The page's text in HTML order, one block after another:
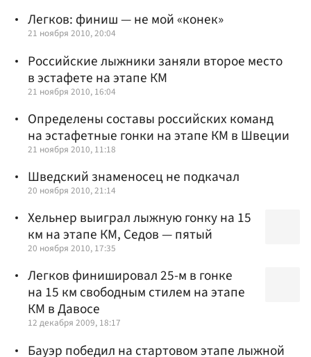
Легков: финиш — не мой «конек»
21 ноября 2010, 20:04
Российские лыжники заняли второе место
в эстафете на этапе КМ
21 ноября 2010, 16:04
Определены составы российских команд
на эстафетные гонки на этапе КМ в Швеции
21 ноября 2010, 11:18
Шведский знаменосец не подкачал
20 ноября 2010, 21:14
Хельнер выиграл лыжную гонку на 15
км на этапе КМ, Седов — пятый
20 ноября 2010, 17:35
Легков финишировал 25-м в гонке
на 15 км свободным стилем на этапе
КМ в Давосе
12 декабря 2009, 18:17
Бауэр победил на стартовом этапе лыжной